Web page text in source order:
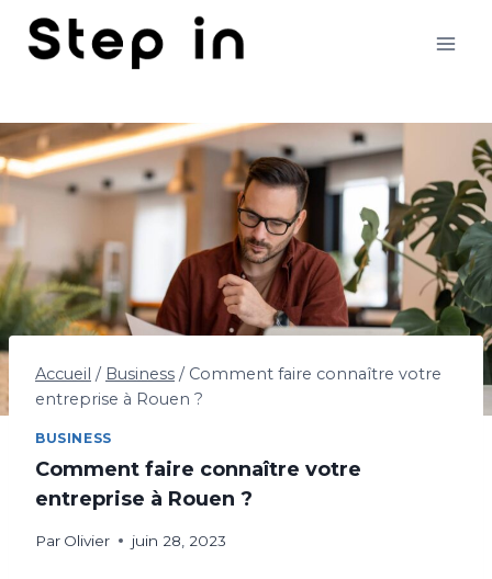
Aller
Accueil / Business / Comment faire connaître votre
entreprise à Rouen ?
BUSINESS
Comment faire connaître votre
entreprise à Rouen ?
Par Olivier juin 28, 2023